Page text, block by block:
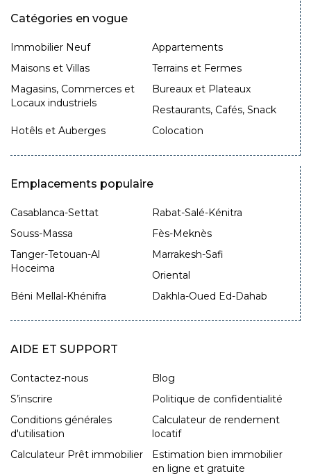
Catégories en vogue
Immobilier Neuf
Appartements
Maisons et Villas
Terrains et Fermes
Magasins, Commerces et
Locaux industriels
Bureaux et Plateaux
Restaurants, Cafés, Snack
Hotêls et Auberges
Colocation
Emplacements populaire
Casablanca-Settat
Rabat-Salé-Kénitra
Souss-Massa
Fès-Meknès
Tanger-Tetouan-Al
Hoceima
Marrakesh-Safi
Oriental
Béni Mellal-Khénifra
Dakhla-Oued Ed-Dahab
AIDE ET SUPPORT
Contactez-nous
Blog
S’inscrire
Politique de confidentialité
Conditions générales
d'utilisation
Calculateur de rendement
locatif
Calculateur Prêt immobilier
Estimation bien immobilier
en ligne et gratuite